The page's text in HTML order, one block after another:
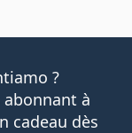
?
à
cadeau dès